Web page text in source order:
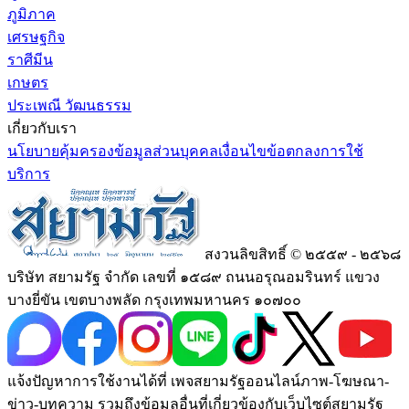
ภูมิภาค
เศรษฐกิจ
ราศีมีน
เกษตร
ประเพณี วัฒนธรรม
เกี่ยวกับเรา
นโยบายคุ้มครองข้อมูลส่วนบุคคลเงื่อนไขข้อตกลงการใช้
บริการ
สงวนลิขสิทธิ์ © ๒๕๕๙ - ๒๕๖๘
บริษัท สยามรัฐ จำกัด เลขที่ ๑๕๘๙ ถนนอรุณอมรินทร์ แขวง
บางยี่ขัน เขตบางพลัด กรุงเทพมหานคร ๑๐๗๐๐
แจ้งปัญหาการใช้งานได้ที่ เพจสยามรัฐออนไลน์ภาพ-โฆษณา-
ข่าว-บทความ รวมถึงข้อมูลอื่นที่เกี่ยวข้องกับเว็บไซต์สยามรัฐ